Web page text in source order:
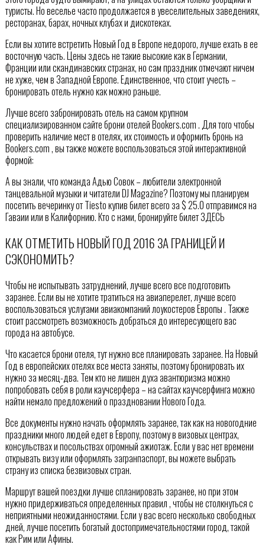
туристы. Но веселье часто продолжается в увеселительных заведениях,
ресторанах, барах, ночных клубах и дискотеках.
Если вы хотите встретить Новый Год в Европе недорого, лучше ехать в ее
восточную часть. Цены здесь не такие высокие как в Германии,
Франции или скандинавских странах, но сам праздник отмечают ничем
не хуже, чем в Западной Европе. Единственное, что стоит учесть –
бронировать отель нужно как можно раньше.
Лучше всего забронировать отель на самом крупном
специализированном сайте брони отелей Bookers.com . Для того чтобы
проверить наличие мест в отелях, их стоимость и оформить бронь на
Bookers.com , вы также можете воспользоваться этой интерактивной
формой:
А вы знали, что команда Адью Совок – любители электронной
танцевальной музыки и читатели DJ Magazine? Поэтому мы планируем
посетить вечеринку от Tiesto купив билет всего за $ 25.0 отправимся на
Гаваии или в Калифорнию. Кто с нами, бронируйте билет ЗДЕСЬ
КАК ОТМЕТИТЬ НОВЫЙ ГОД 2016 ЗА ГРАНИЦЕЙ И
СЭКОНОМИТЬ?
Чтобы не испытывать затруднений, лучше всего все подготовить
заранее. Если вы не хотите тратиться на авиаперелет, лучше всего
воспользоваться услугами авиакомпаний лоукостеров Европы . Также
стоит рассмотреть возможность добраться до интересующего вас
города на автобусе.
Что касается брони отеля, тут нужно все планировать заранее. На Новый
Год в европейских отелях все места заняты, поэтому бронировать их
нужно за месяц-два. Тем кто не лишен духа авантюризма можно
попробовать себя в роли каучсерфера – на сайтах каучсерфинга можно
найти немало предложений о праздновании Нового Года.
Все документы нужно начать оформлять заранее, так как на новогодние
праздники много людей едет в Европу, поэтому в визовых центрах,
консульствах и посольствах огромный ажиотаж. Если у вас нет времени
открывать визу или оформлять загранпаспорт, вы можете выбрать
страну из списка безвизовых стран.
Маршрут вашей поездки лучше спланировать заранее, но при этом
нужно придерживаться определенных правил , чтобы не столкнуться с
неприятными неожиданностями. Если у вас всего несколько свободных
дней, лучше посетить богатый достопримечательностями город, такой
как Рим или Афины.